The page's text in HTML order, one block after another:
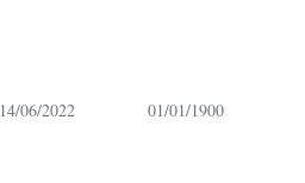
14/06/2022 01/01/1900